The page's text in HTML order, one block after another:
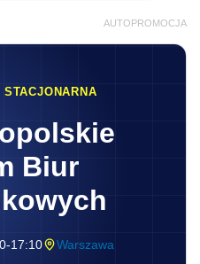
AUTOPROMOCJA
Biur
17:10 Warszawa